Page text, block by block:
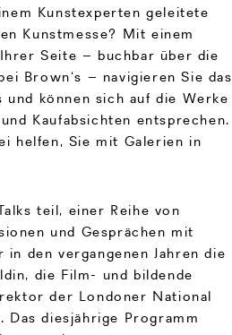
Kunstexperten geleitete
Kunstmesse? Mit einem
Seite – buchbar über die
Brown‘s – navigieren Sie das
und können sich auf die Werke
Kaufabsichten entsprechen.
helfen, Sie mit Galerien in
teil, einer Reihe von
und Gesprächen mit
den vergangenen Jahren die
die Film- und bildende
der Londoner National
diesjährige Programm